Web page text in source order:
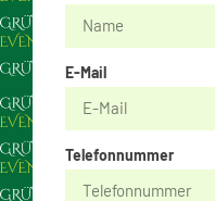
E-Mail
Telefonnummer